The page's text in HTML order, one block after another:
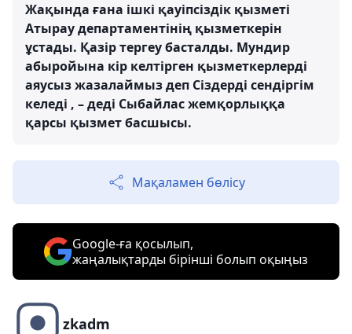
Жақында ғана ішкі қауіпсіздік қызметі
Атырау департаментінің қызметкерін
ұстады. Қазір тергеу басталды. Мундир
абыройына кір келтірген қызметкерлерді
аяусыз жазалаймыз деп Сіздерді сендіргім
келеді , – деді Сыбайлас жемқорлыққа
қарсы қызмет басшысы.
Мақаламен бөлісу
Google-ға қосылып,
жаңалықтарды бірінші болып оқыңыз
zkadm